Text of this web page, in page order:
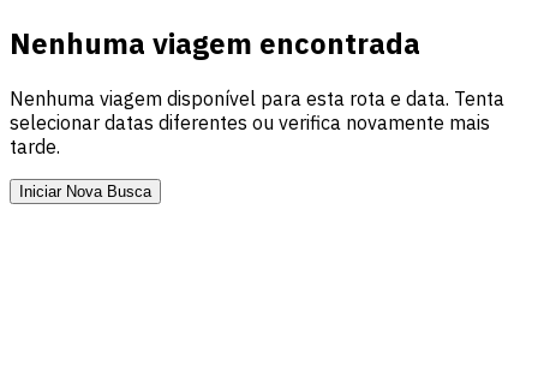
Nenhuma viagem encontrada
Nenhuma viagem disponível para esta rota e data. Tenta
selecionar datas diferentes ou verifica novamente mais
tarde.
Iniciar Nova Busca